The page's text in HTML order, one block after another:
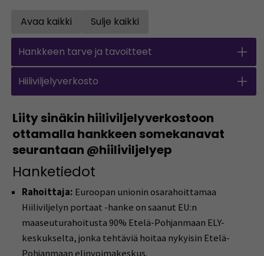
Avaa kaikki
Open all accordions
Sulje kaikki
Hankkeen tarve ja tavoitteet
Hiiliviljelyverkosto
Liity sinäkin hiiliviljelyverkostoon
ottamalla hankkeen somekanavat
seurantaan @hiiliviljelyep
Hanketiedot
Rahoittaja: Euroopan unionin osarahoittamaa
Hiiliviljelyn portaat -hanke on saanut EU:n
maaseuturahoitusta 90% Etelä-Pohjanmaan ELY-
keskukselta, jonka tehtäviä hoitaa nykyisin Etelä-
Pohjanmaan elinvoimakeskus.